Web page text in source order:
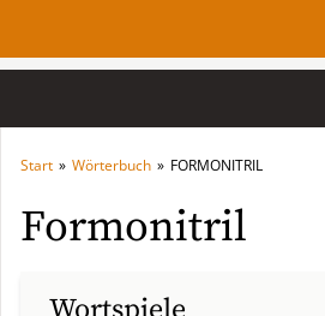
Start » Wörterbuch » FORMONITRIL
Formonitril